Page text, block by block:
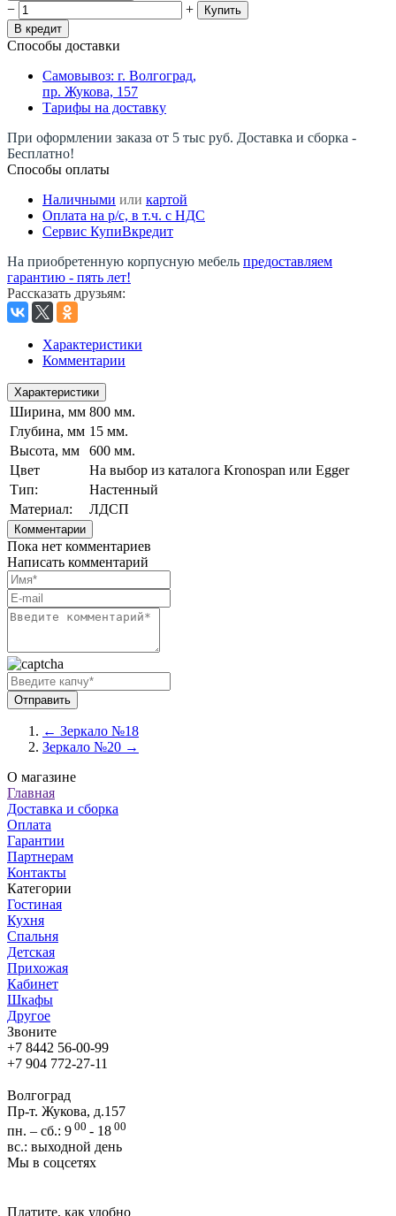
− +
Купить
В кредит
Способы доставки
Самовывоз: г. Волгоград,
пр. Жукова, 157
Тарифы на доставку
При оформлении заказа от 5 тыс руб. Доставка и сборка -
Бесплатно!
Способы оплаты
Наличными или картой
Оплата на р/c, в т.ч. с НДС
Сервис КупиВкредит
На приобретенную корпусную мебель предоставляем
гарантию - пять лет!
Рассказать друзьям:
Характеристики
Комментарии
Характеристики
Ширина, мм 800 мм.
Глубина, мм 15 мм.
Высота, мм
600 мм.
Цвет
На выбор из каталога Kronospan или Egger
Тип:
Настенный
Материал:
ЛДСП
Комментарии
Пока нет комментариев
Написать комментарий
← Зеркало №18
Зеркало №20 →
О магазине
Главная
Доставка и сборка
Оплата
Гарантии
Партнерам
Контакты
Категории
Гостиная
Кухня
Спальня
Детская
Прихожая
Кабинет
Шкафы
Другое
Звоните
+7 8442 56-00-99
+7 904 772-27-11
Волгоград
Пр-т. Жукова, д.157
пн. – сб.: 9 00 - 18 00
вс.: выходной день
Мы в соцсетях
Платите, как удобно